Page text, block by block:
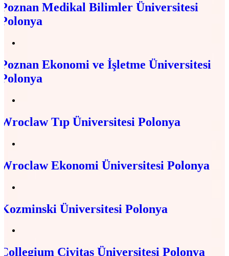
Poznan Medikal Bilimler Üniversitesi
Polonya
Poznan Ekonomi ve İşletme Üniversitesi
Polonya
Wroclaw Tıp Üniversitesi Polonya
Wroclaw Ekonomi Üniversitesi Polonya
Kozminski Üniversitesi Polonya
Collegium Civitas Üniversitesi Polonya